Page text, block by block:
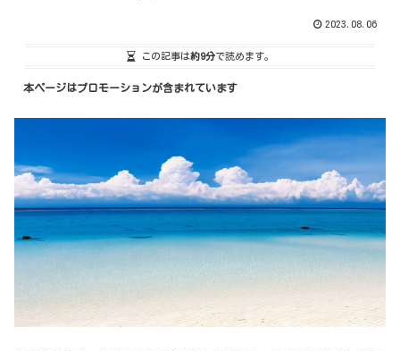
2023.08.06
この記事は約9分で読めます。
本ページはプロモーションが含まれています